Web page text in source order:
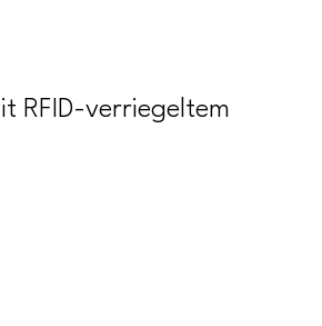
RFID-verriegeltem